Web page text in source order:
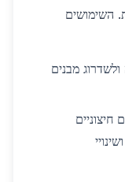
השימושים
מבנים
חיצוניים